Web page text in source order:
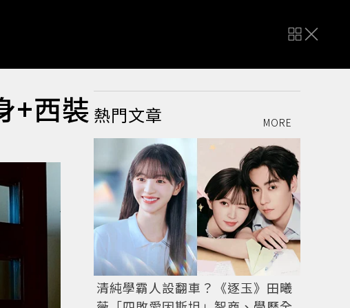
+西裝 熱門文章 MORE
清純學霸人設翻車？《逐玉》田曦